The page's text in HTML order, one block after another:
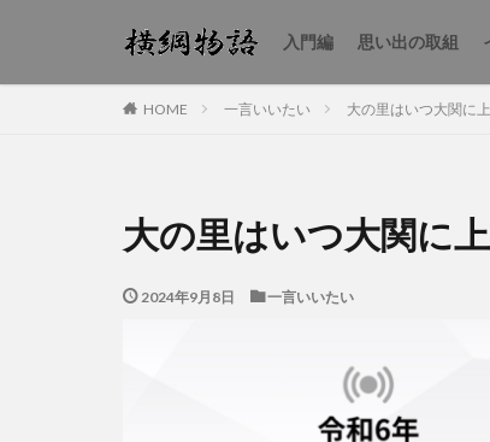
入門編 思い出の取組
HOME 一言いいたい 大の里はいつ大関に
大の里はいつ大関に
2024年9月8日 一言いいたい